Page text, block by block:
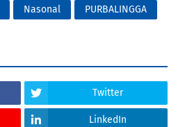
Nasonal PURBALINGGA
Twitter
LinkedIn